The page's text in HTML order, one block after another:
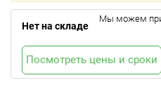
Нет на складе
Мы можем
Посмотреть цены и сроки